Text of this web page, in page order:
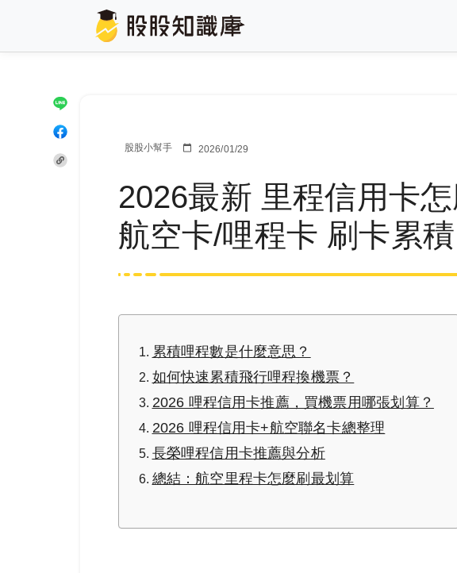
股股小幫手 2026/01/29
2026最新 里程信用卡
航空卡/哩程卡 刷卡累
累積哩程數是什麼意思？
如何快速累積飛行哩程換機票？
2026 哩程信用卡推薦，買機票用哪張划算？
2026 哩程信用卡+航空聯名卡總整理
長榮哩程信用卡推薦與分析
總結：航空里程卡怎麼刷最划算